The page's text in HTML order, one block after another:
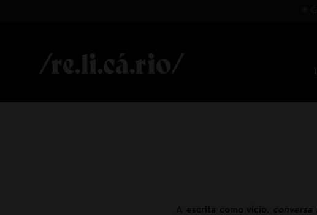
A escrita como vício , conversa